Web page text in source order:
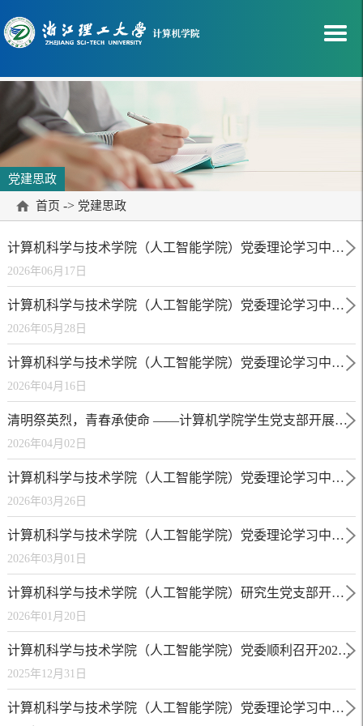
党建思政
首页 -> 党建思政
计算机科学与技术学院（人工智能学院）党委理论学习中心组举行专题学习会
2026年06月17日
计算机科学与技术学院（人工智能学院）党委理论学习中心组举行专题学习会
2026年05月28日
计算机科学与技术学院（人工智能学院）党委理论学习中心组举行专题学习会
2026年04月16日
清明祭英烈，青春承使命 ——计算机学院学生党支部开展联合党日活动
2026年04月02日
计算机科学与技术学院（人工智能学院）党委理论学习中心组举行专题学习会
2026年03月26日
计算机科学与技术学院（人工智能学院）党委理论学习中心组举行专题学习会
2026年03月01日
计算机科学与技术学院（人工智能学院）研究生党支部开展联合主题党日活动
2026年01月20日
计算机科学与技术学院（人工智能学院）党委顺利召开2025年党支部书记述职评议会
2025年12月31日
计算机科学与技术学院（人工智能学院）党委理论学习中心组举行专题学习会